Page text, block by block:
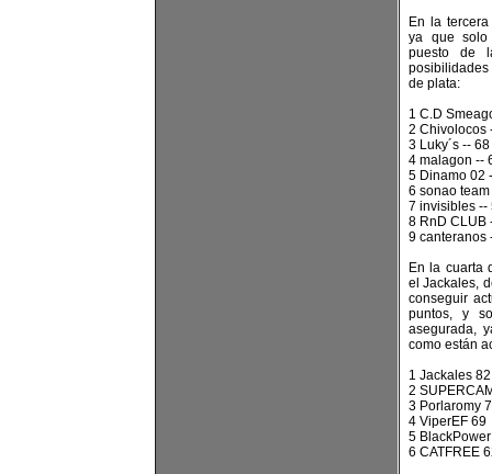
En la
ya que solo
puesto de
de plata:
1 C.D
2 Chivolocos
3 Luky´s -- 68
4 malagon --
5 Dinamo 02
6 sonao
7 invisibles --
8 RnD CLUB
9 canteranos
En la cuarta
el Jackales,
conseguir
puntos, y
asegurada,
como están
1 Jackales 82
2
3 Porlaromy
4 ViperEF 69
5
6 CATFREE